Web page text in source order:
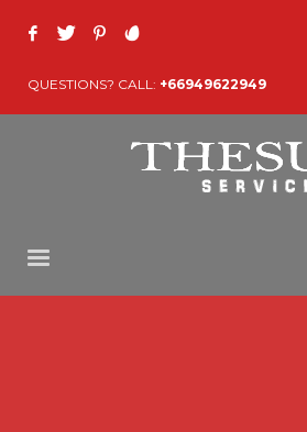
QUESTIONS? CALL: +66949622949